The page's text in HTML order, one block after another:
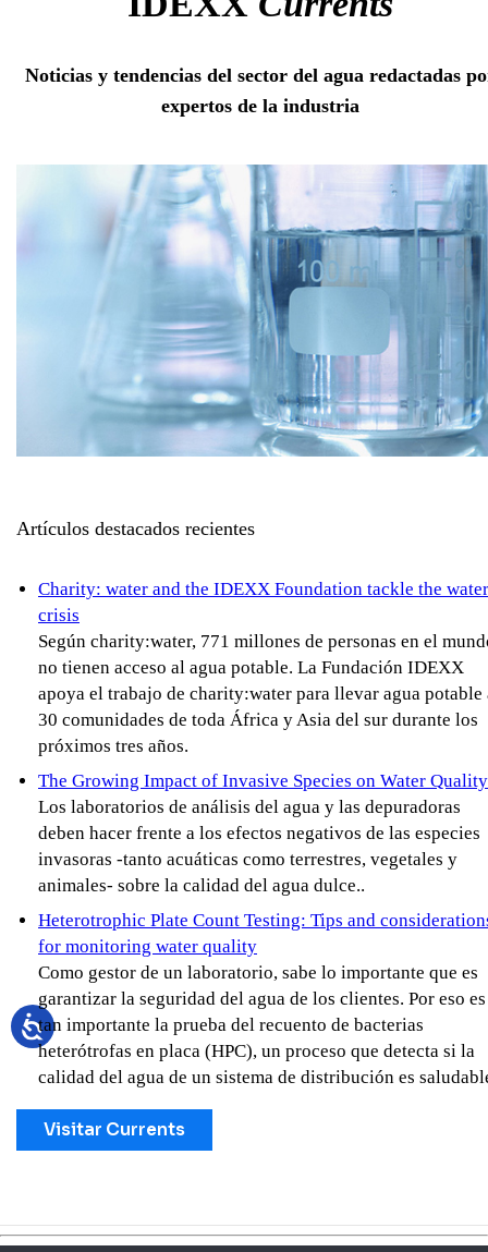
Noticias y tendencias del sector del agua redactadas
expertos de la industria
Artículos destacados recientes
Charity: water and the IDEXX Foundation tackle the water
crisis
Según charity:water, 771 millones de personas en el
no tienen acceso al agua potable. La Fundación IDEXX
apoya el trabajo de charity:water para llevar agua potable
30 comunidades de toda África y Asia del sur durante los
próximos tres años.
The Growing Impact of Invasive Species on Water Quality
Los laboratorios de análisis del agua y las depuradoras
deben hacer frente a los efectos negativos de las especies
invasoras -tanto acuáticas como terrestres, vegetales y
animales- sobre la calidad del agua dulce..
Heterotrophic Plate Count Testing: Tips and
for monitoring water quality
Como gestor de un laboratorio, sabe lo importante que es
garantizar la seguridad del agua de los clientes. Por eso es
tan importante la prueba del recuento de bacterias
heterótrofas en placa (HPC), un proceso que detecta si la
calidad del agua de un sistema de distribución es
Visitar Currents